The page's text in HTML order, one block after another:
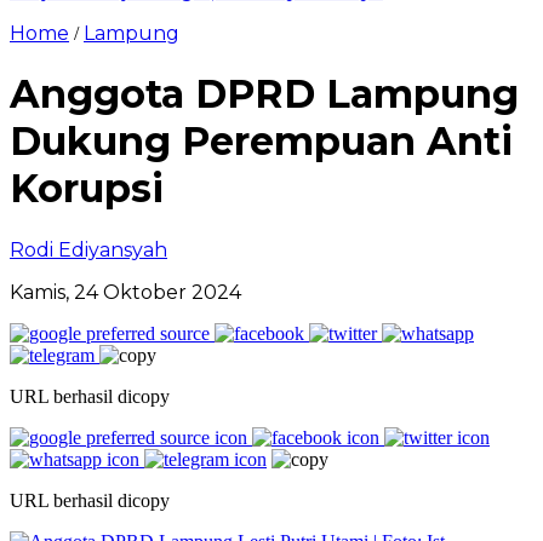
Home / Lampung
Anggota DPRD Lampung
Dukung Perempuan Anti
Korupsi
Rodi Ediyansyah
Kamis, 24 Oktober 2024
URL berhasil dicopy
URL berhasil dicopy